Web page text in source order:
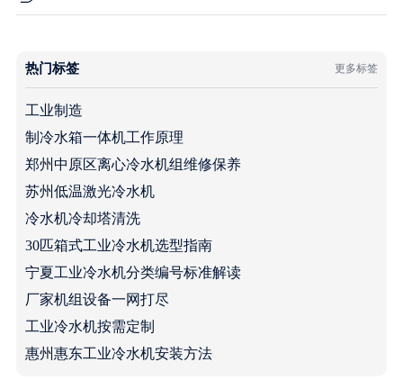
热门标签 更多标签
工业制造
制冷水箱一体机工作原理
郑州中原区离心冷水机组维修保养
苏州低温激光冷水机
冷水机冷却塔清洗
30匹箱式工业冷水机选型指南
宁夏工业冷水机分类编号标准解读
厂家机组设备一网打尽
工业冷水机按需定制
惠州惠东工业冷水机安装方法